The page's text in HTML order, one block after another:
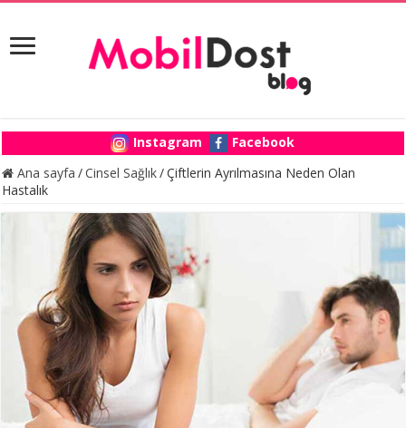
Instagram
Facebook
Ana sayfa /Cinsel Sağlık/Çiftlerin Ayrılmasına Neden Olan
Hastalık